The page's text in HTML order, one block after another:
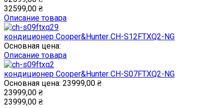
32599,00 ₴
Описание товара
кондиционер Cooper&Hunter CH-S12FTXQ2-NG
Основная цена:
Описание товара
кондиционер Cooper&Hunter CH-S07FTXQ2-NG
Основная цена: 23999,00 ₴
23999,00 ₴
23999,00 ₴